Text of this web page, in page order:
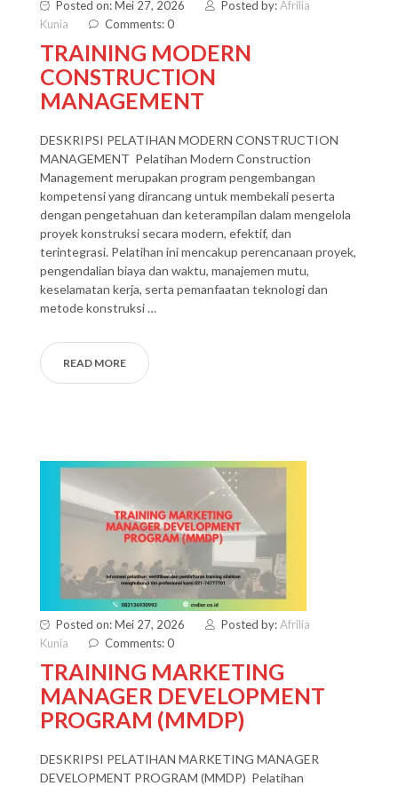
Posted on: Mei 27, 2026 Posted by:Afrilia
Kunia
Comments: 0
TRAINING MODERN
CONSTRUCTION
MANAGEMENT
DESKRIPSI PELATIHAN MODERN CONSTRUCTION
MANAGEMENT Pelatihan Modern Construction
Management merupakan program pengembangan
kompetensi yang dirancang untuk membekali peserta
dengan pengetahuan dan keterampilan dalam mengelola
proyek konstruksi secara modern, efektif, dan
terintegrasi. Pelatihan ini mencakup perencanaan proyek,
pengendalian biaya dan waktu, manajemen mutu,
keselamatan kerja, serta pemanfaatan teknologi dan
metode konstruksi …
READ MORE
Posted on: Mei 27, 2026 Posted by:Afrilia
Kunia
Comments: 0
TRAINING MARKETING
MANAGER DEVELOPMENT
PROGRAM (MMDP)
DESKRIPSI PELATIHAN MARKETING MANAGER
DEVELOPMENT PROGRAM (MMDP) Pelatihan